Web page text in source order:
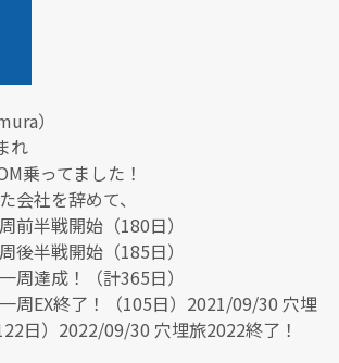
）
れ
乗ってました！
会社を辞めて、
前半戦開始（180日）
後半戦開始（185日）
周達成！（計365日）
周EX終了！（105日）2021/09/30 穴埋
日）2022/09/30 穴埋旅2022終了！